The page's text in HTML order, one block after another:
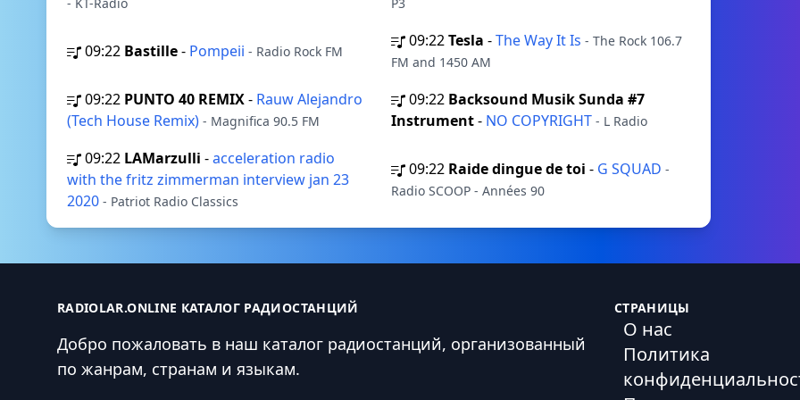
09:22 Bastille- Pompeii - Radio Rock FM
09:22Tesla -The Way It Is - The Rock 106.7
FM and 1450 AM
09:22 PUNTO 40 REMIX- Rauw Alejandro
(Tech House Remix) - Magnifica 90.5 FM
09:22 Backsound Musik Sunda #7
Instrument- NO COPYRIGHT - L Radio
09:22 LAMarzulli -acceleration radio
with the fritz zimmerman interview jan 23
2020 - Patriot Radio Classics
09:22 Raide dingue de toi - G SQUAD -
Radio SCOOP - Années 90
RADIOLAR.ONLINE КАТАЛОГ РАДИОСТАНЦИЙ
Добро пожаловать в наш каталог радиостанций, организованный
по жанрам, странам и языкам.
СТРАНИЦЫ
О нас
Политика